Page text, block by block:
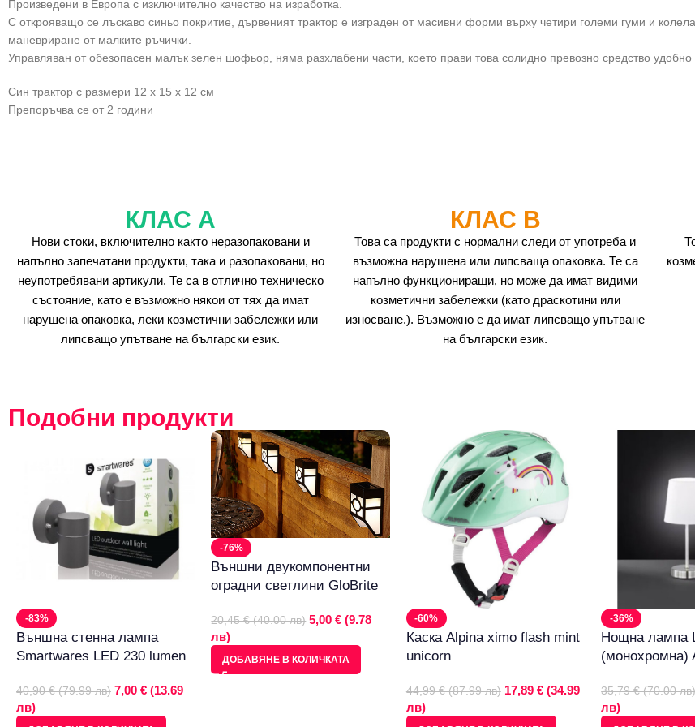
Произведени в Европа с изключително качество на изработка.
С открояващо се лъскаво синьо покритие, дървеният трактор е изграден от масивни форми върху четири големи гуми и
маневриране от малките ръчички.
Управляван от обезопасен малък зелен шофьор, няма разхлабени части, което прави това солидно превозно средство
Син трактор с размери 12 x 15 x 12 см
Препоръчва се от 2 години
КЛАС А
Нови стоки, включително както неразопаковани и
напълно запечатани продукти, така и разопаковани, но
неупотребявани артикули. Те са в отлично техническо
състояние, като е възможно някои от тях да имат
нарушена опаковка, леки козметични забележки или
липсващо упътване на български език.
КЛАС B
Това са продукти с нормални следи от употреба и
възможна нарушена или липсваща опаковка. Те са
напълно функциониращи, но може да имат видими
козметични забележки (като драскотини или
износване.). Възможно е да имат липсващо упътване
на български език.
Подобни продукти
-83%
Външна стенна лампа
Smartwares LED 230 lumen
40,90 € (79.99 лв) 7,00 € (13.69
лв)
-76%
Външни двукомпонентни
оградни светлини GloBrite
20,45 € (40.00 лв) 5,00 € (9.78
лв)
ДОБАВЯНЕ В КОЛИЧКАТА
-60%
Каска Alpina ximo flash mint
unicorn
44,99 € (87.99 лв) 17,89 € (34.99
лв)
-36%
Нощна лампа
(монохромна)
35,79 € (70.00 лв)
лв)